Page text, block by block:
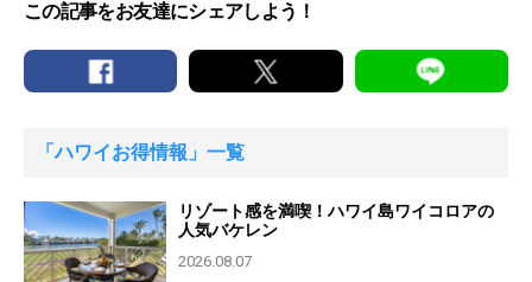
この記事をお友達にシェアしよう！
「ハワイお得情報」一覧
リゾート感を満喫！ハワイ島ワイコロアの
人気バケレン
2026.08.07